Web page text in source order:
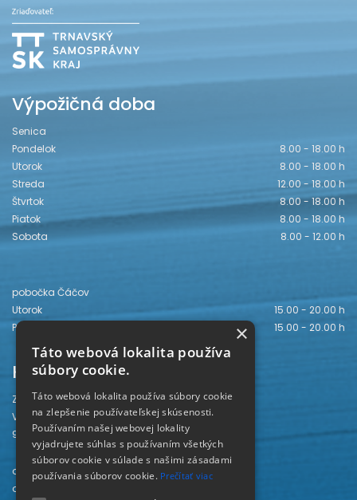
Výpožičná doba
Senica
Pondelok
8.00 - 18.00 h
Utorok
8.00 - 18.00 h
Streda
12.00 - 18.00 h
Štvrtok
8.00 - 18.00 h
Piatok
8.00 - 18.00 h
Sobota
8.00 - 12.00 h
pobočka Čáčov
Utorok
15.00 - 20.00 h
Piatok
15.00 - 20.00 h
Kontakt
Záhorská knižnica
Vajanského 28
905 01 Senica
odd. beletrie 034/654 3780
odd. odbornej literatúry 034/651 2710
×
Táto webová lokalita používa
súbory cookie.
Táto webová lokalita používa súbory cookie
na zlepšenie používateľskej skúsenosti.
Používaním našej webovej lokality
vyjadrujete súhlas s používaním všetkých
súborov cookie v súlade s našimi zásadami
používania súborov cookie. Prečítať viac